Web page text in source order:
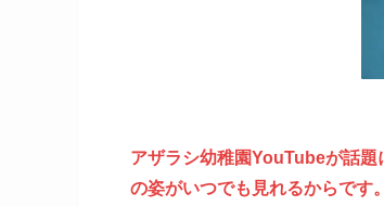
アザラシ幼稚園YouTubeが話
の姿がいつでも見れるからです。